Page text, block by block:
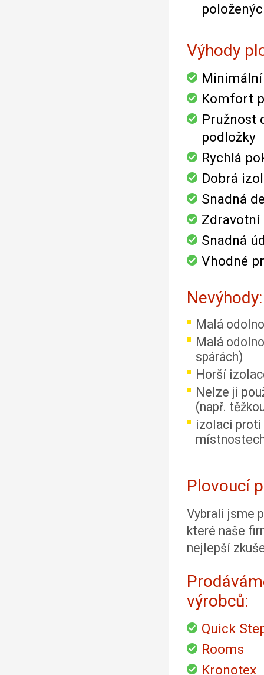
Výhody
Komfort
Pružnost
podložky
Rychlá
Dobrá
Snadná
Zdravotní
Snadná
Vhodné
Nevýhody:
Malá
Malá
spárách)
Horší
Nelze ji
(např.
izolaci proti
Plovoucí
Vybrali jsme
které naše
nejlepší
výrobců:
Quick
Rooms
Kronotex